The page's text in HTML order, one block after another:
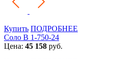
Купить ПОДРОБНЕЕ
Соло В 1-750-24
Цена: 45 158 руб.